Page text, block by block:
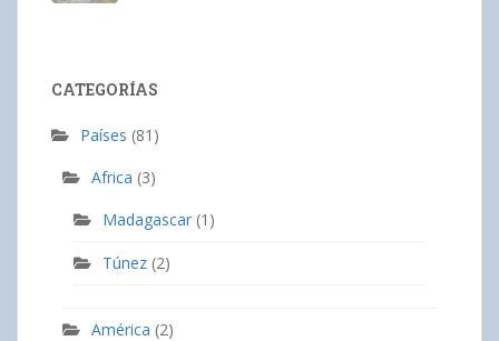
CATEGORÍAS
Países (81)
Africa (3)
Madagascar (1)
Túnez (2)
América (2)